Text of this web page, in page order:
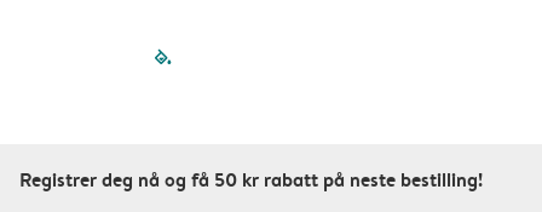
filled-pagination
Registrer deg nå og få 50 kr rabatt på neste bestilling!